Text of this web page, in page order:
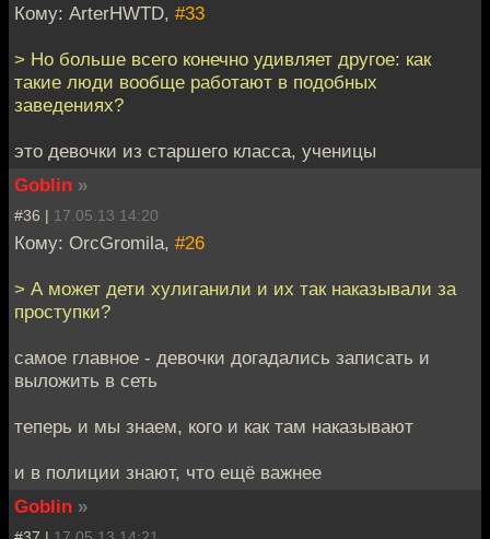
Кому: ArterHWTD, #33
> Но больше всего конечно удивляет другое: как
такие люди вообще работают в подобных
заведениях?
это девочки из старшего класса, ученицы
Goblin »
#36 | 17.05.13 14:20
Кому: OrcGromila, #26
> А может дети хулиганили и их так наказывали за
проступки?
самое главное - девочки догадались записать и
выложить в сеть
теперь и мы знаем, кого и как там наказывают
и в полиции знают, что ещё важнее
Goblin »